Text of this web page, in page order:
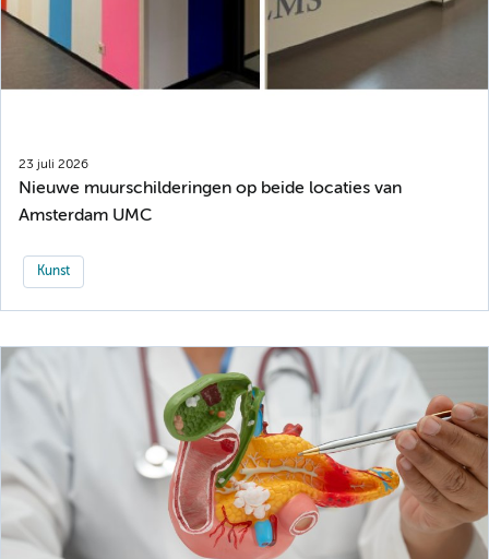
23 juli 2026
Nieuwe muurschilderingen op beide locaties van
Amsterdam UMC
Kunst